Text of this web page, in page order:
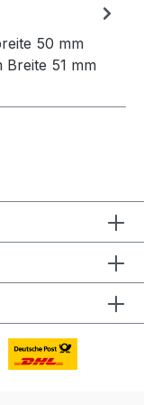
50 mm
Breite 51 mm